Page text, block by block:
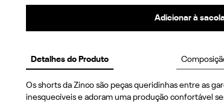
Adicionar à
Detalhes do Produto
Os shorts da Zinco são peças queridinhas entre as
inesquecíveis e adoram uma produção confortável